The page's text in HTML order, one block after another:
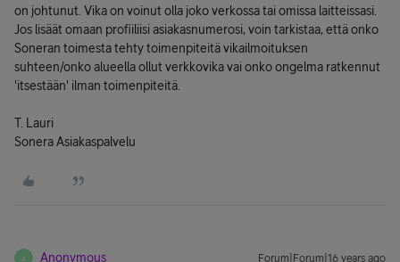
on johtunut. Vika on voinut olla joko verkossa tai omissa laitteissasi.
Jos lisäät omaan profiiliisi asiakasnumerosi, voin tarkistaa, että onko
Soneran toimesta tehty toimenpiteitä vikailmoituksen
suhteen/onko alueella ollut verkkovika vai onko ongelma ratkennut
'itsestään' ilman toimenpiteitä.
T. Lauri
Sonera Asiakaspalvelu
A Anonymous Forum|Forum|16 years ago